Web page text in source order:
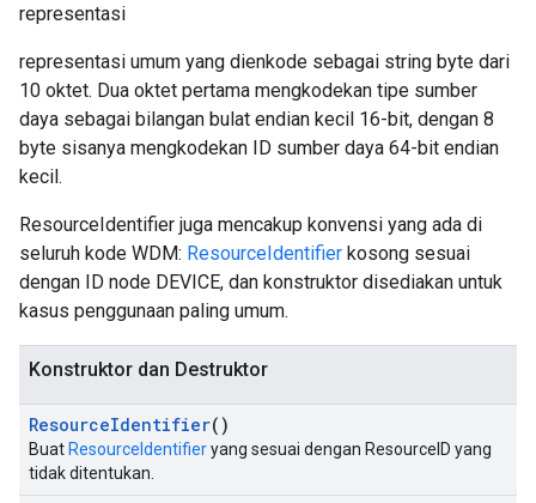
representasi
representasi umum yang dienkode sebagai string byte dari
10 oktet. Dua oktet pertama mengkodekan tipe sumber
daya sebagai bilangan bulat endian kecil 16-bit, dengan 8
byte sisanya mengkodekan ID sumber daya 64-bit endian
kecil.
ResourceIdentifier juga mencakup konvensi yang ada di
seluruh kode WDM: ResourceIdentifier kosong sesuai
dengan ID node DEVICE, dan konstruktor disediakan untuk
kasus penggunaan paling umum.
Konstruktor dan Destruktor
ResourceIdentifier()
Buat ResourceIdentifieryang sesuai dengan ResourceID yang
tidak ditentukan.